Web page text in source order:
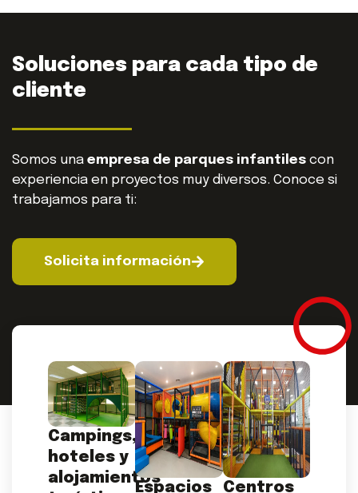
Soluciones para cada tipo de
cliente
Somos una empresa de parques infantiles con
experiencia en proyectos muy diversos. Conoce si
trabajamos para ti:
Solicita información
Campings,
hoteles y
alojamientos
Espacios Centros